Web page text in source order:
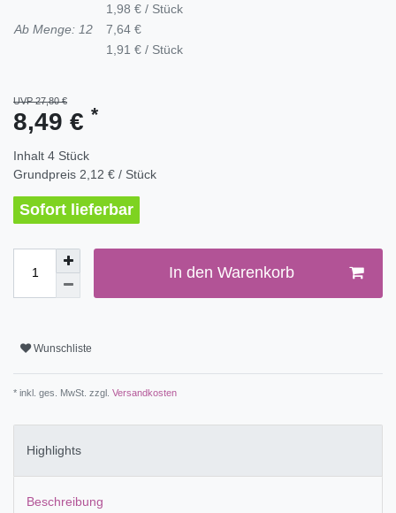
1,98 € / Stück
Ab Menge: 12
7,64 €
1,91 € / Stück
UVP 27,80 €
8,49 € *
Inhalt 4 Stück
Grundpreis 2,12 € / Stück
Sofort lieferbar
In den Warenkorb
Wunschliste
* inkl. ges. MwSt. zzgl. Versandkosten
Highlights
Beschreibung